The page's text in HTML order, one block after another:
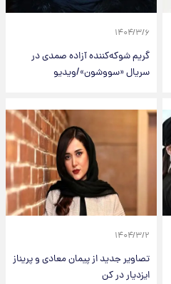
۱۴۰۴/۳/۶
گریم شوکه‌کننده آزاده صمدی در
سریال «سووشون»/ویدیو
۱۴۰۴/۳/۲
تصاویر جدید از پیمان معادی و پریناز
ایزدیار در کن